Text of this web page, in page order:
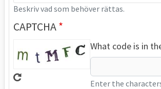
Beskriv vad som behöver rättas.
CAPTCHA
What code is in
Enter the